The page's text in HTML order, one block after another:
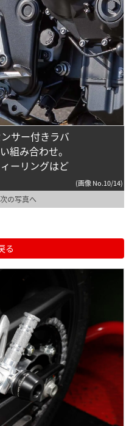
サー付きラバ
組み合わせ。
ーリングはど
(画像 No.10/14)
の写真へ
る